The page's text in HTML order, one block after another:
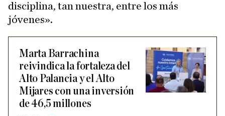
disciplina, tan nuestra, entre los más
jóvenes».
Marta Barrachina
reivindica la fortaleza del
Alto Palancia y el Alto
Mijares con una inversión
de 46,5 millones